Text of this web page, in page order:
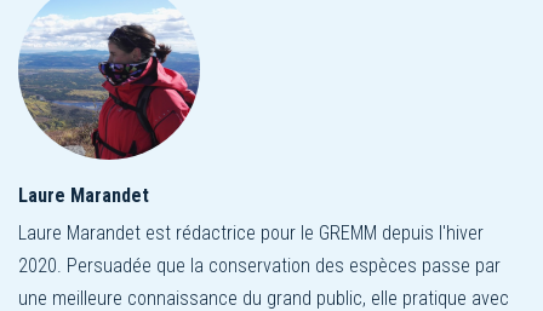
Laure Marandet
Laure Marandet est rédactrice pour le GREMM depuis l'hiver
2020. Persuadée que la conservation des espèces passe par
une meilleure connaissance du grand public, elle pratique avec